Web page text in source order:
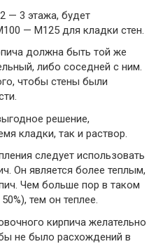
— 3 этажа, будет
— М125 для кладки стен.
должна быть той же
либо соседней с ним.
чтобы стены были
решение,
кладки, так и раствор.
следует использовать
Он является более теплым,
Чем больше пор в таком
тем он теплее.
кирпича желательно
не было расхождений в